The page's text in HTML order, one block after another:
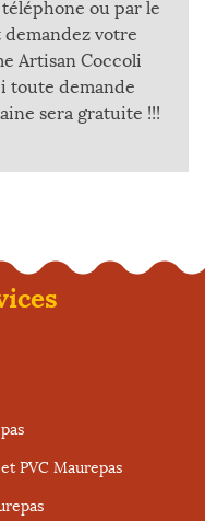
ou par le
votre
Artisan Coccoli
toute demande
sera gratuite !!!
PVC Maurepas